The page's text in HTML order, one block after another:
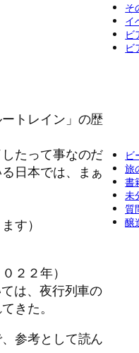
トレイン」の歴
たって事なのだ
日本では、まぁ
す）
２２年）
は、夜行列車の
きた。
参考として読ん
そ
イ
ビ
ビ
ビ
旅
書
未
質
醸